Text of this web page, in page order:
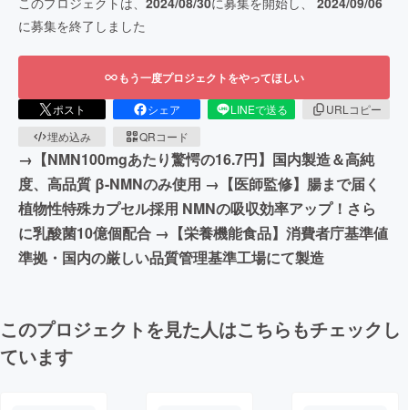
に募集を終了しました
もう一度プロジェクトをやってほしい
ポスト シェア LINEで送る
URLコピー
埋め込み
QRコード
→︎【NMN100mgあたり驚愕の16.7円】国内製造＆高純
度、高品質 β-NMNのみ使用 →【医師監修】腸まで届く
植物性特殊カプセル採用 NMNの吸収効率アップ！さら
に乳酸菌10億個配合 →【栄養機能食品】消費者庁基準値
準拠・国内の厳しい品質管理基準工場にて製造
このプロジェクトを見た人はこちらもチェックし
ています